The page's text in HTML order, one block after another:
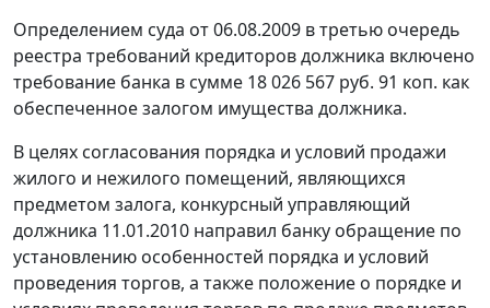
Определением суда от 06.08.2009 в третью очередь
реестра требований кредиторов должника включено
требование банка в сумме 18 026 567 руб. 91 коп. как
обеспеченное залогом имущества должника.
В целях согласования порядка и условий продажи
жилого и нежилого помещений, являющихся
предметом залога, конкурсный управляющий
должника 11.01.2010 направил банку обращение по
установлению особенностей порядка и условий
проведения торгов, а также положение о порядке и